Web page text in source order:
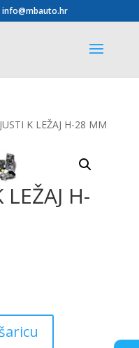
info@mbauto.hr
K LEŽAJ H-28 MM
LEŽAJ H-